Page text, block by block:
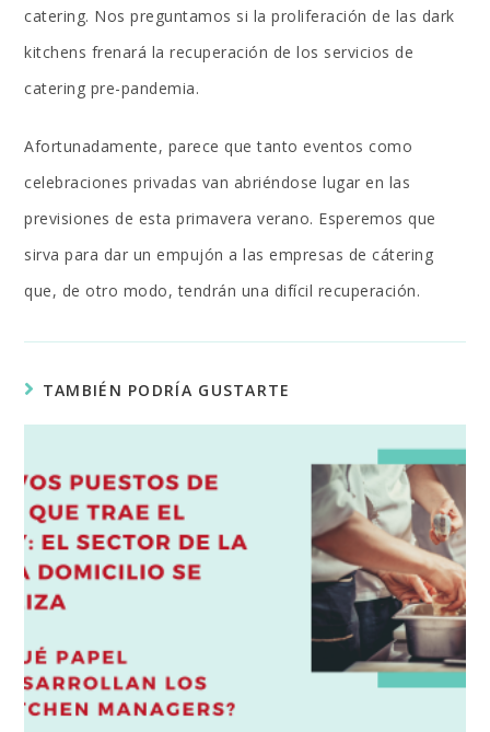
catering. Nos preguntamos si la proliferación de las dark
kitchens frenará la recuperación de los servicios de
catering pre-pandemia.
Afortunadamente, parece que tanto eventos como
celebraciones privadas van abriéndose lugar en las
previsiones de esta primavera verano. Esperemos que
sirva para dar un empujón a las empresas de cátering
que, de otro modo, tendrán una difícil recuperación.
TAMBIÉN PODRÍA GUSTARTE